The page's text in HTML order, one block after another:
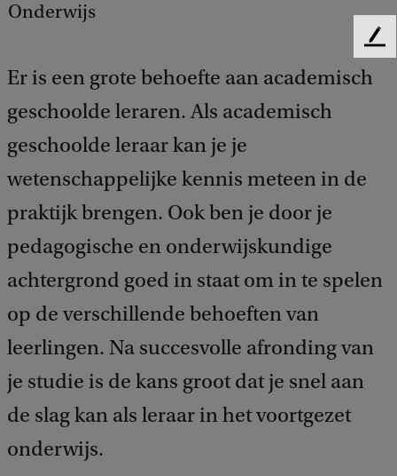
Onderwijs
Er is een grote behoefte aan academisch
geschoolde leraren. Als academisch
geschoolde leraar kan je je
wetenschappelijke kennis meteen in de
praktijk brengen. Ook ben je door je
pedagogische en onderwijskundige
achtergrond goed in staat om in te spelen
op de verschillende behoeften van
leerlingen. Na succesvolle afronding van
je studie is de kans groot dat je snel aan
de slag kan als leraar in het voortgezet
onderwijs.
F